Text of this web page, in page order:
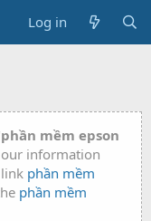
Log in
phần mềm epson
our information
phần mềm
phần mềm